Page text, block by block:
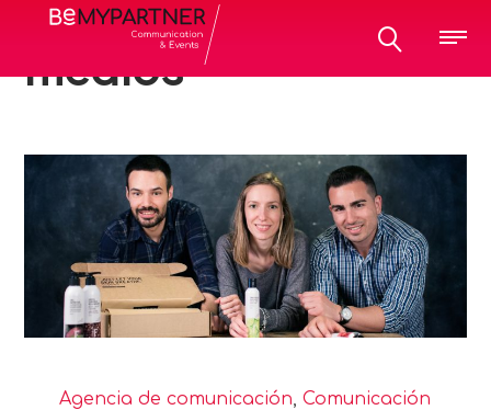
All posts tagged:
medios
Agencia de comunicación ,Comunicación